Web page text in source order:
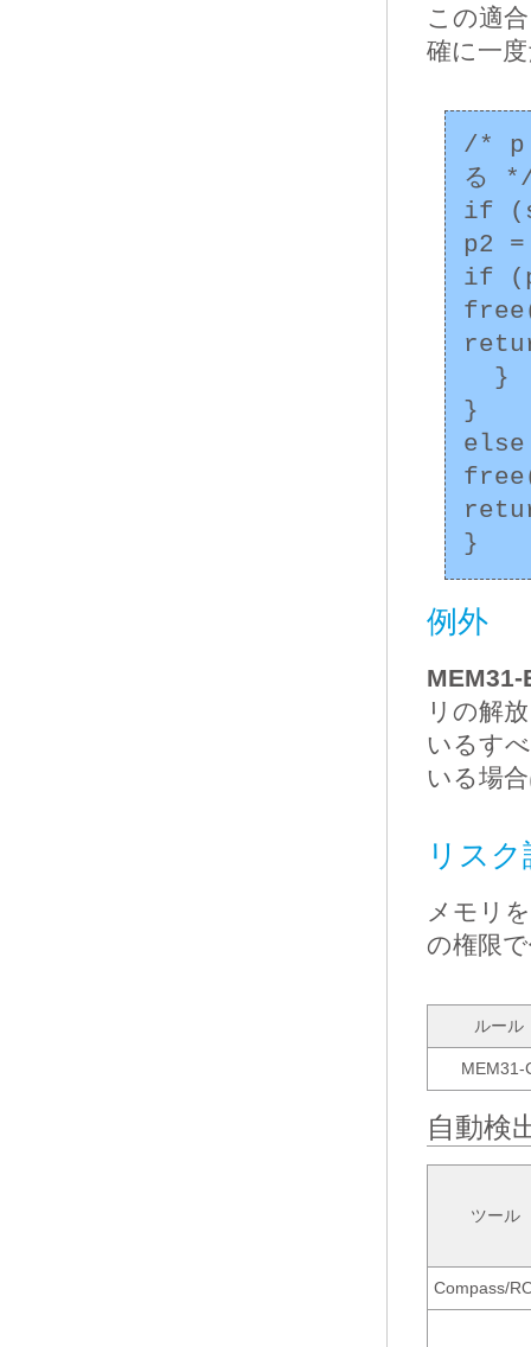
この適
確に一
/* p
る
if
p2
if
}
例外
MEM31-
リの解
いるす
いる場
リス
メモリ
の権限
ルール
MEM31-
自動検
ツール
Compass/